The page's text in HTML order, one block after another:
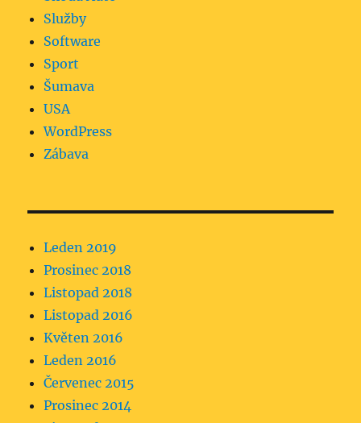
Služby
Software
Sport
Šumava
USA
WordPress
Zábava
Leden 2019
Prosinec 2018
Listopad 2018
Listopad 2016
Květen 2016
Leden 2016
Červenec 2015
Prosinec 2014